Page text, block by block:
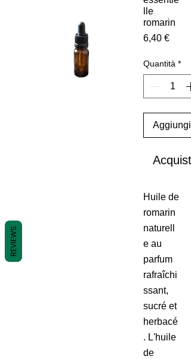
lle
romarin
6,40 €
Quantità *
Aggiungi
Huile de
romarin
naturell
e au
parfum
rafraîchi
ssant,
sucré et
herbacé
. L'huile
de
REVIEWS